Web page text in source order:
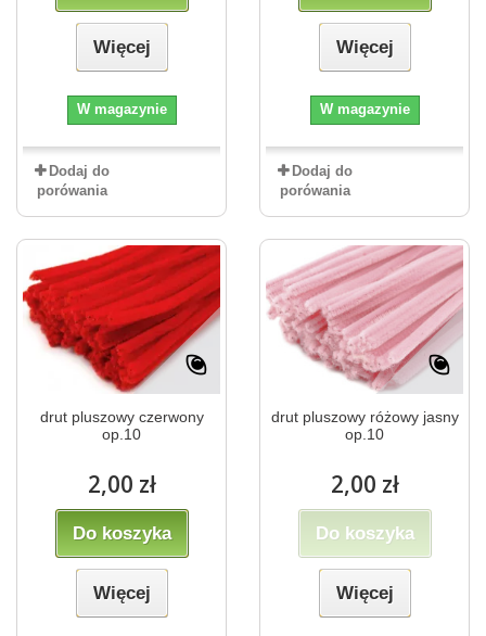
Więcej
W magazynie
Dodaj do
porówania
Więcej
W magazynie
Dodaj do
porówania
drut pluszowy czerwony
op.10
2,00 zł
Do koszyka
Więcej
drut pluszowy różowy jasny
op.10
2,00 zł
Do koszyka
Więcej